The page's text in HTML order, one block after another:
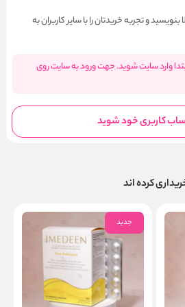
بنویسید و تجربه خریدتان را با سایر کاربران به
وارد سایت شوید. جهت ورود به سایت روی
کاربری خود شوید
کرده اند
جدید